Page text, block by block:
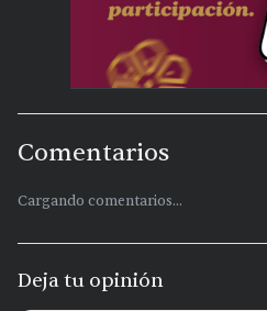
Comentarios
Cargando comentarios...
Deja tu opinión